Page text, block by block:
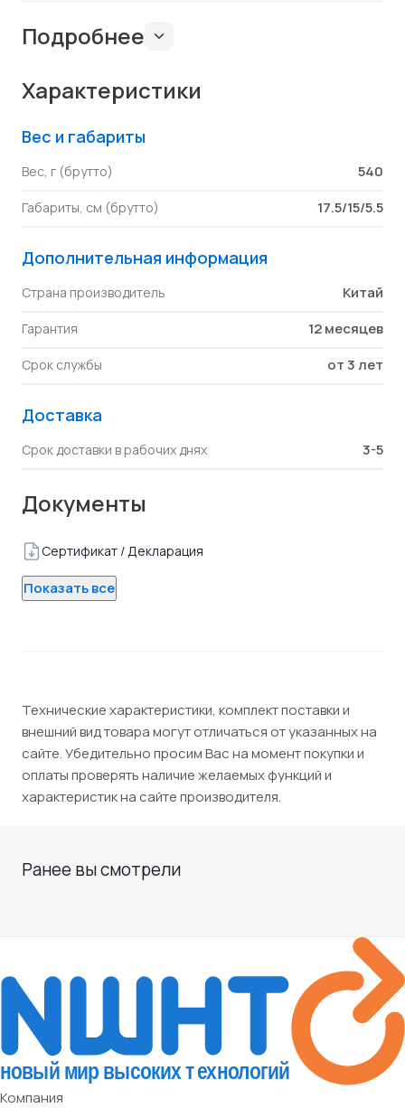
Подробнее
Характеристики
Вес и габариты
Вес, г (брутто) 540
Габариты, см (брутто) 17.5/15/5.5
Дополнительная информация
Страна производитель Китай
Гарантия 12 месяцев
Срок службы от 3 лет
Доставка
Срок доставки в рабочих днях 3-5
Документы
Сертификат / Декларация
Показать все
Технические характеристики, комплект поставки и
внешний вид товара могут отличаться от указанных на
сайте. Убедительно просим Вас на момент покупки и
оплаты проверять наличие желаемых функций и
характеристик на сайте производителя.
Ранее вы смотрели
Компания